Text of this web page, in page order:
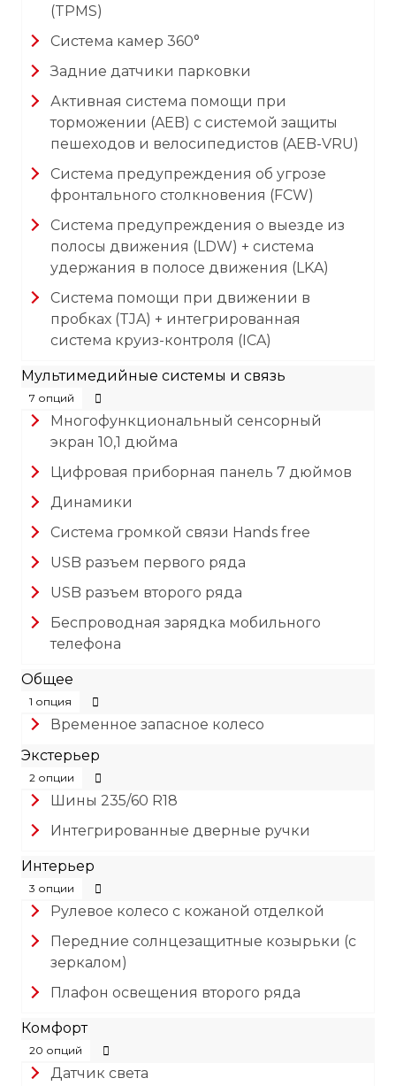
(TPMS)
Система камер 360°
Задние датчики парковки
Активная система помощи при
торможении (AEB) с системой защиты
пешеходов и велосипедистов (AEB-VRU)
Система предупреждения об угрозе
фронтального столкновения (FCW)
Система предупреждения о выезде из
полосы движения (LDW) + система
удержания в полосе движения (LKA)
Система помощи при движении в
пробках (TJA) + интегрированная
система круиз-контроля (ICA)
Мультимедийные системы и связь
7 опций
Многофункциональный сенсорный
экран 10,1 дюйма
Цифровая приборная панель 7 дюймов
Динамики
Система громкой связи Hands free
USB разъем первого ряда
USB разъем второго ряда
Беспроводная зарядка мобильного
телефона
Общее
1 опция
Временное запасное колесо
Экстерьер
2 опции
Шины 235/60 R18
Интегрированные дверные ручки
Интерьер
3 опции
Рулевое колесо с кожаной отделкой
Передние солнцезащитные козырьки (с
зеркалом)
Плафон освещения второго ряда
Комфорт
20 опций
Датчик света